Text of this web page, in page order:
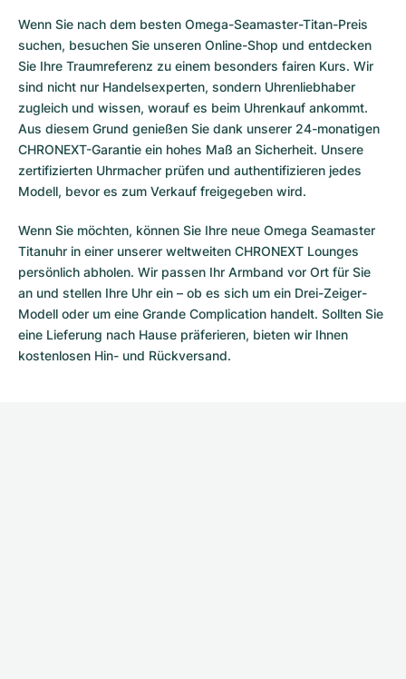
Wenn Sie nach dem besten Omega-Seamaster-Titan-Preis
suchen, besuchen Sie unseren Online-Shop und entdecken
Sie Ihre Traumreferenz zu einem besonders fairen Kurs. Wir
sind nicht nur Handelsexperten, sondern Uhrenliebhaber
zugleich und wissen, worauf es beim Uhrenkauf ankommt.
Aus diesem Grund genießen Sie dank unserer 24-monatigen
CHRONEXT-Garantie ein hohes Maß an Sicherheit. Unsere
zertifizierten Uhrmacher prüfen und authentifizieren jedes
Modell, bevor es zum Verkauf freigegeben wird.
Wenn Sie möchten, können Sie Ihre neue Omega Seamaster
Titanuhr in einer unserer weltweiten CHRONEXT Lounges
persönlich abholen. Wir passen Ihr Armband vor Ort für Sie
an und stellen Ihre Uhr ein – ob es sich um ein Drei-Zeiger-
Modell oder um eine Grande Complication handelt. Sollten Sie
eine Lieferung nach Hause präferieren, bieten wir Ihnen
kostenlosen Hin- und Rückversand.